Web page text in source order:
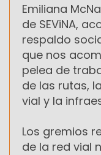
Emiliana
de SEViNA,
respaldo
que nos
pelea de
de las rutas,
vial y la
Los gremios
de la red vial